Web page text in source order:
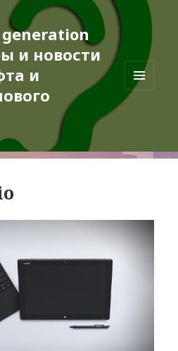
generation
и новости
и
МЕНЮ